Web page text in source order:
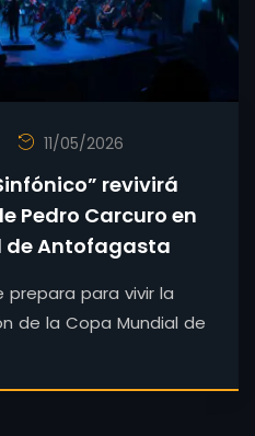
11/05/2026
revivirá
Pedro Carcuro en
de Antofagasta
prepara para vivir la
de la Copa Mundial de